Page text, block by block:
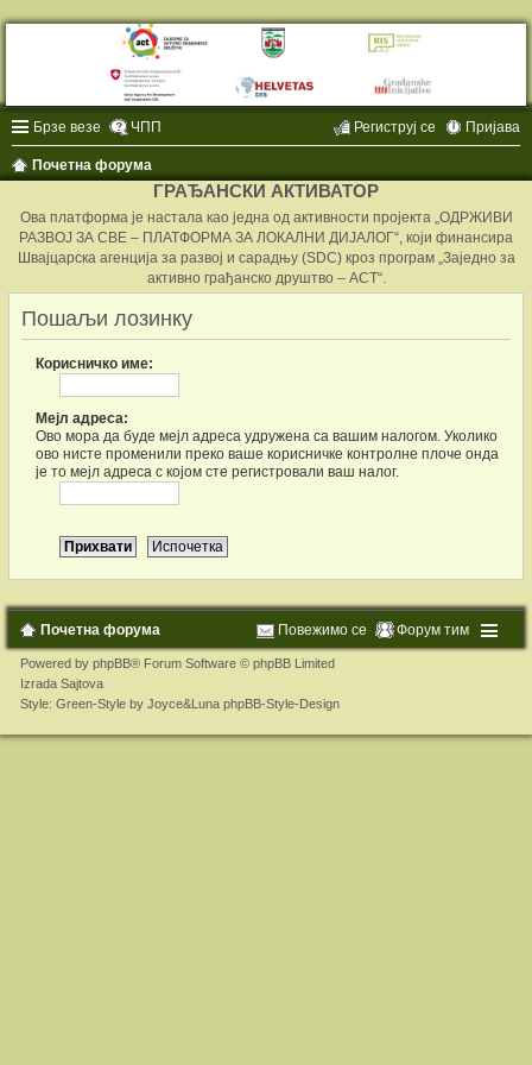
Брзе везе ЧПП Пријава
Региструј се
Почетна форума
ГРАЂАНСКИ АКТИВАТОР
Ова платформа је настала као једна од активности пројекта „ОДРЖИВИ
РАЗВОЈ ЗА СВЕ – ПЛАТФОРМА ЗА ЛОКАЛНИ ДИЈАЛОГ“, који финансира
Швајцарска агенција за развој и сарадњу (SDC) кроз програм „Заједно за
активно грађанско друштво – ACT“.
Пошаљи лозинку
Корисничко име:
Мејл адреса:
Ово мора да буде мејл адреса удружена са вашим налогом. Уколико
ово нисте променили преко ваше корисничке контролне плоче онда
је то мејл адреса с којом сте регистровали ваш налог.
Почетна форума Форум тим
Повежимо се
Powered by phpBB® Forum Software © phpBB Limited
Izrada Sajtova
Style: Green-Style by Joyce&Luna phpBB-Style-Design